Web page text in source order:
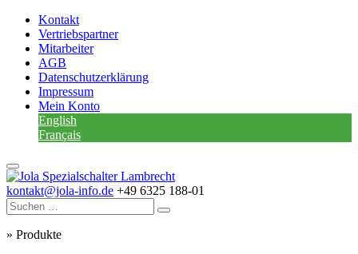
Kontakt
Vertriebspartner
Mitarbeiter
AGB
Datenschutzerklärung
Impressum
Mein Konto
English
Français
kontakt@jola-info.de +49 6325 188-01
» Produkte